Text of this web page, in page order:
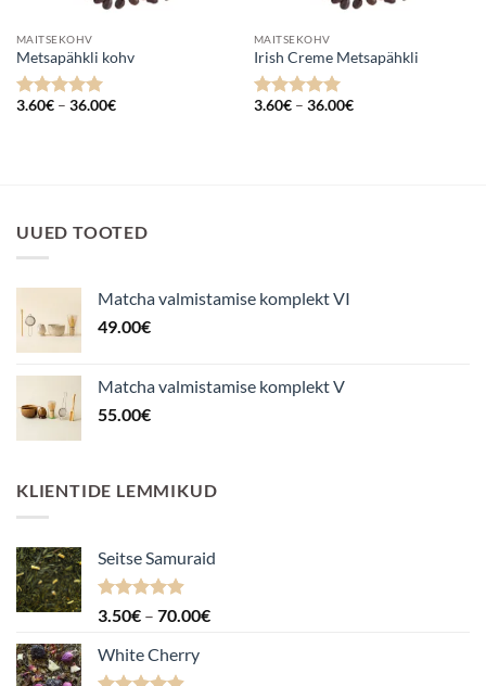
MAITSEKOHV
Metsapähkli kohv
Hinnanguga
3.60€ – 36.00€Hinnavahemik:
MAITSEKOHV
Irish Creme Metsapähkli
Hinnanguga
3.60€ – 36.00€Hinnavahemik:
UUED TOOTED
Matcha valmistamise komplekt VI
49.00€
Matcha valmistamise komplekt V
55.00€
KLIENTIDE LEMMIKUD
Seitse Samuraid
Hinnanguga
3.50€ – 70.00€Hinnavahemik:
White Cherry